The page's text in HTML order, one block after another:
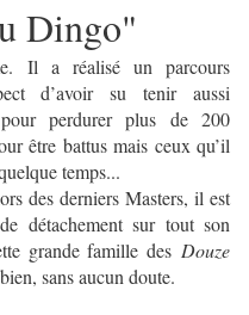
Dingo"
Il a réalisé un parcours
d’avoir su tenir aussi
perdurer plus de 200
être battus mais ceux qu’il
temps...
des derniers Masters, il est
détachement sur tout son
grande famille des Douze
sans aucun doute.